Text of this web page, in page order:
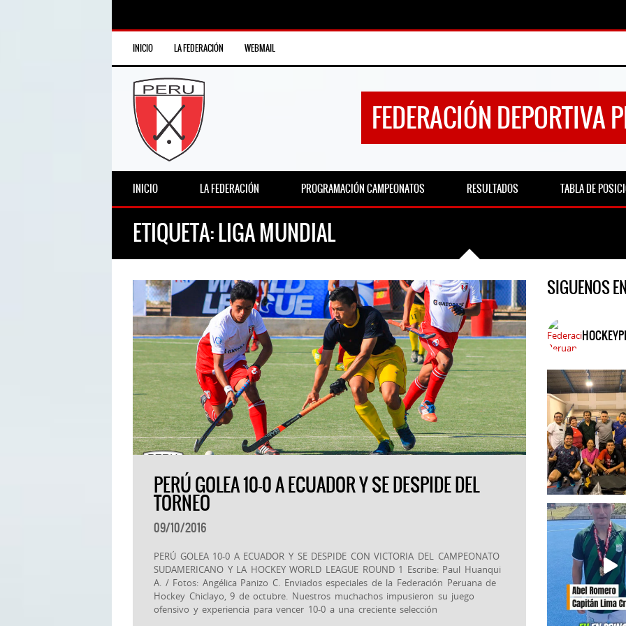
INICIO LA FEDERACIÓN WEBMAIL
FEDERACIÓN DEPORTIVA
INICIO LA FEDERACIÓN PROGRAMACIÓN CAMPEONATOS RESULTADOS TABLA DE
ETIQUETA:LIGA MUNDIAL
PERÚ GOLEA 10-0 A ECUADOR Y SE DESPIDE DEL
TORNEO
09/10/2016
PERÚ GOLEA 10-0 A ECUADOR Y SE DESPIDE CON VICTORIA DEL CAMPEONATO
SUDAMERICANO Y LA HOCKEY WORLD LEAGUE ROUND 1 Escribe: Paul Huanqui
A. / Fotos: Angélica Panizo C. Enviados especiales de la Federación Peruana de
Hockey Chiclayo, 9 de octubre. Nuestros muchachos impusieron su juego
ofensivo y experiencia para vencer 10-0 a una creciente selección
SIGUENOS